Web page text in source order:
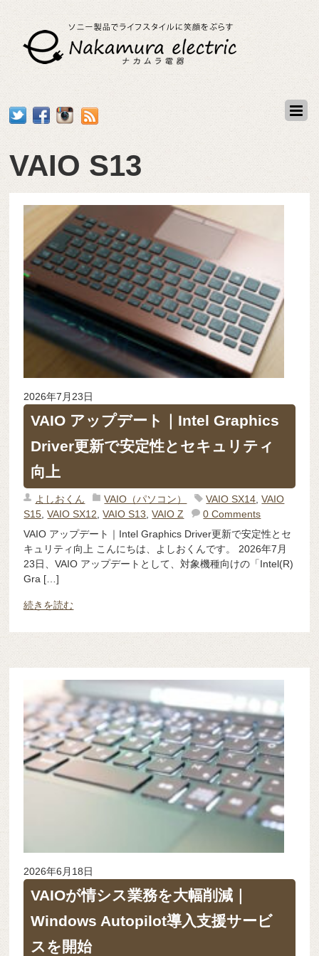
VAIO S13
2026年7月23日
VAIO アップデート｜Intel Graphics
Driver更新で安定性とセキュリティ
向上
よしおくん VAIO（パソコン） VAIO SX14 ,VAIO
S15 ,VAIO SX12 ,VAIO S13 ,VAIO Z
0 Comments
VAIO アップデート｜Intel Graphics Driver更新で安定性とセ
キュリティ向上 こんにちは、よしおくんです。 2026年7月
23日、VAIO アップデートとして、対象機種向けの「Intel(R)
Gra […]
続きを読む
2026年6月18日
VAIOが情シス業務を大幅削減｜
Windows Autopilot導入支援サービ
スを開始